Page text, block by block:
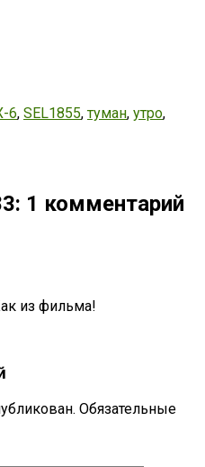
6, SEL1855,туман, утро,
: 1 комментарий
из фильма!
Обязательные